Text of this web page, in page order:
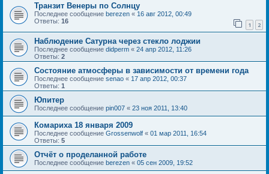
Транзит Венеры по Солнцу
Последнее сообщение berezen « 16 авг 2012, 00:49
Ответы: 16 1 2
Наблюдение Сатурна через стекло лоджии
Последнее сообщение didperm « 24 апр 2012, 11:26
Ответы: 2
Состояние атмосферы в зависимости от времени года
Последнее сообщение senao « 17 апр 2012, 00:37
Ответы: 1
Юпитер
Последнее сообщение pin007 « 23 ноя 2011, 13:40
Комариха 18 января 2009
Последнее сообщение Grossenwolf « 01 мар 2011, 16:54
Ответы: 5
Отчёт о проделанной работе
Последнее сообщение berezen « 05 сен 2009, 19:52